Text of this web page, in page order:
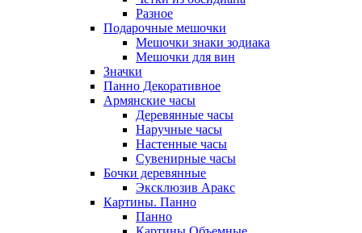
Разное
Подарочные мешочки
Мешочки знаки зодиака
Мешочки для вин
Значки
Панно Декоративное
Армянские часы
Деревянные часы
Наручные часы
Настенные часы
Сувенирные часы
Бочки деревянные
Эксклюзив Аракс
Картины. Панно
Панно